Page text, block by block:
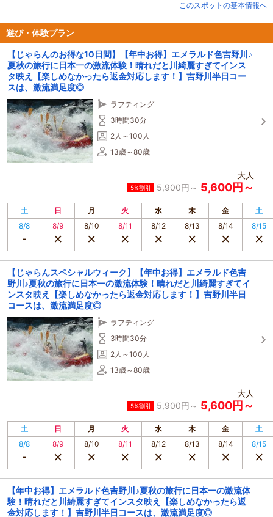
体調管理をお願いしております。
ツアー前に確認および、ツアー移動中や更衣室の換気
アルコール消毒など、弊社全体で取り組んでおります。
ストレスを発散したいお客様を迎えられるよう
日々、準備しております。
※※
従来のリピーター様にはさらに面白いメニューをお届けし、
新規のお客様にはラフティングの楽しさを知っていただきたく思っています。
You MeRaftingは意味を込めました。
ひとつめは、You「あなた」とMe「私」の意味で
お客様と私達で作っていく遊び場。
もうひとつは、地域の方に愛されて、スタッフも仕事を誇りに思うこと。
そんな前向きな人と場所でありつづけます。
※特にYou MeRaftingは11：00の大歩危半日コースが一番人気です。
▼下記コースは基本3パターン！
①大歩危ラフティング半日コース：一番人気で、午前、昼、午後と選べます。
②小歩危ラフティング1日コース：こちらは、リピーター様やめちゃ激流行き
たい人におすすめ。
③ファミリーコース：小学生参加OKで家族全員で楽しめる♪GWや夏休みには
一番人気となるコースです。
本施設は、魚岩、山、吉野川を一望できるリバービューが特徴の魅力的な施設
で、
来たお客様は必ず「おおっ」って声をあげます。
ホットシャワー＆ドライヤー付き♪
ラフティング半日コースのスタートに近くて超便利です。
本場ラフティングで働いていたネパールの方がスタッフにいて、愉快な雰囲気
ラフティングが終わったら、周辺宿や遊び場所にカフェなどもご紹介できます
ので
是非、遊びにお越しください！！
このスポットの基本情報へ
遊び・体験プラン
【じゃらんのお得な10日間】【年中お得】エメラルド色吉野川♪
夏秋の旅行に日本一の激流体験！晴れだと川綺麗すぎてインス
タ映え【楽しめなかったら返金対応します！】吉野川半日コー
スは、激流満足度◎
ラフティング
3時間30分
2人～100人
13歳～80歳
大人
5%割引 5,900円～ 5,600円～
土 日 月 火 水 木 金
土
8/8
8/9 8/10 8/11 8/12 8/13 8/14 8/15
【じゃらんスペシャルウィーク】【年中お得】エメラルド色吉
野川♪夏秋の旅行に日本一の激流体験！晴れだと川綺麗すぎてイ
ンスタ映え【楽しめなかったら返金対応します！】吉野川半日
コースは、激流満足度◎
ラフティング
3時間30分
2人～100人
13歳～80歳
大人
5%割引 5,900円～ 5,600円～
土 日 月 火 水 木 金
土
8/8
8/9 8/10 8/11 8/12 8/13 8/14 8/15
【年中お得】エメラルド色吉野川♪夏秋の旅行に日本一の激流体
験！晴れだと川綺麗すぎてインスタ映え【楽しめなかったら返
金対応します！】吉野川半日コースは、激流満足度◎